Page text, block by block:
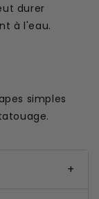
durer
à l'eau.
simples
+